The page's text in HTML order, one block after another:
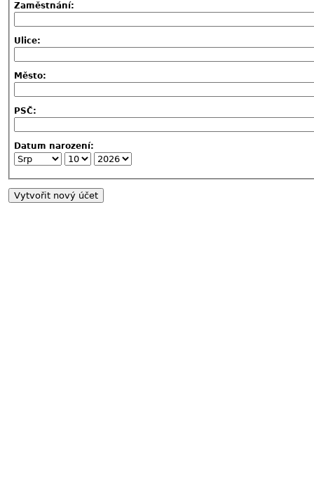
Zaměstnání:
Ulice:
Město:
PSČ:
Datum narození: